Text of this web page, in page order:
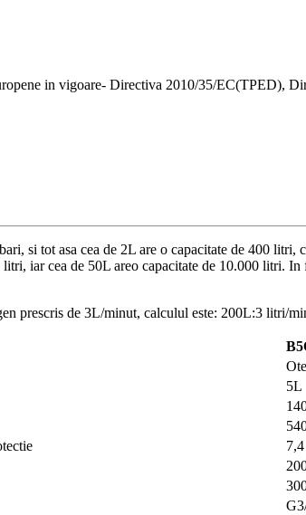
in vigoare- Directiva 2010/35/EC(TPED),
si tot asa cea de 2L are o capacitate de 400
iar cea de 50L areo capacitate de 10.000 litri.
prescris de 3L/minut, calculul este: 200L:3 litri/
5L